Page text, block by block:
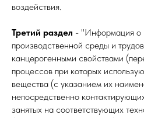
воздействия.
Третий раздел - "Информация о
производственной среды и
канцерогенными свойствами
процессов при которых
вещества (с указанием их
непосредственно
занятых на соответствующих